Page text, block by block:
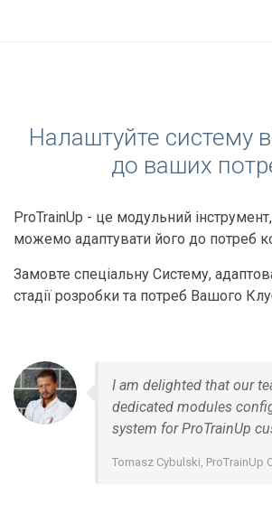
Налаштуйте систему
до ваших
ProTrainUp - це модульний
можемо адаптувати його до потреб
Замовте спеціальну Систему,
стадії розробки та потреб Вашого
I am delighted that our
dedicated modules
system for ProTrainUp
Tomasz Cybulski, ProTrainUp